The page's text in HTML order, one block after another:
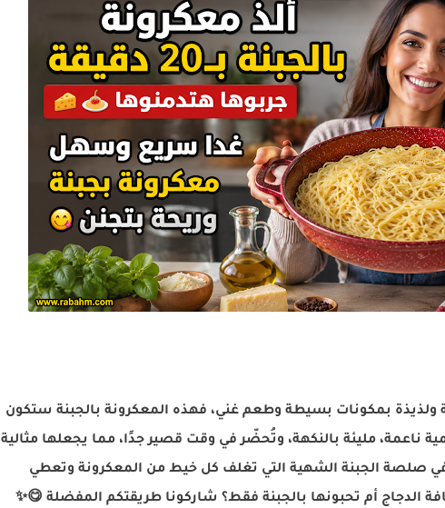
ولذيذة بمكونات بسيطة وطعم غني، فهذه المعكرونة بالجبنة ستكون
ناعمة، مليئة بالنكهة، وتُحضّر في وقت قصير جدًا، مما يجعلها مثالية
صلصة الجبنة الشهية التي تغلف كل خيط من المعكرونة وتعطي
الدجاج أم تحبونها بالجبنة فقط؟ شاركونا طريقتكم المفضلة 😋✨